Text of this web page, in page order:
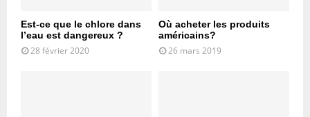
Est-ce que le chlore dans
l’eau est dangereux ?
28 février 2020
Où acheter les produits
américains?
26 mars 2019